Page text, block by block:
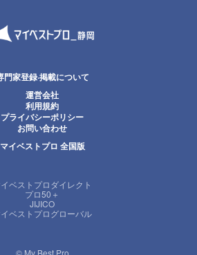
門家登録·掲載について
運営会社
利用規約
プライバシーポリシー
お問い合わせ
マイベストプロ 全国版
ベストプロダイレクト
プロ50＋
JIJICO
ベストプログローバル
© My Best Pro